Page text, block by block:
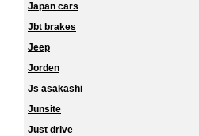
Japan cars
Jbt brakes
Jeep
Jorden
Js asakashi
Junsite
Just drive